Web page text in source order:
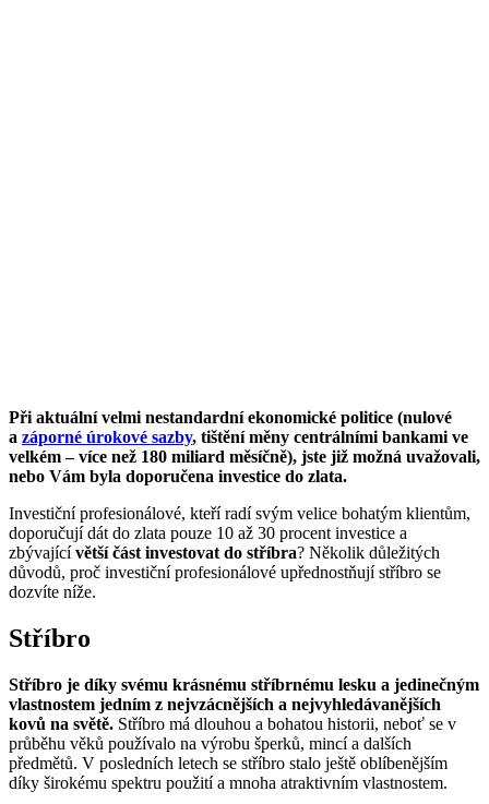
Při aktuální velmi nestandardní ekonomické politice (nulové
a záporné úrokové sazby, tištění měny centrálními bankami ve
velkém – více než 180 miliard měsíčně), jste již možná uvažovali,
nebo Vám byla doporučena investice do zlata.
Investiční profesionálové, kteří radí svým velice bohatým klientům,
doporučují dát do zlata pouze 10 až 30 procent investice a
zbývajícívětší část investovat do stříbra? Několik důležitých
důvodů, proč investiční profesionálové upřednostňují stříbro se
dozvíte níže.
Stříbro
Stříbro je díky svému krásnému stříbrnému lesku a jedinečným
vlastnostem jedním z nejvzácnějších a nejvyhledávanějších
kovů na světě. Stříbro má dlouhou a bohatou historii, neboť se v
průběhu věků používalo na výrobu šperků, mincí a dalších
předmětů. V posledních letech se stříbro stalo ještě oblíbenějším
díky širokému spektru použití a mnoha atraktivním vlastnostem.